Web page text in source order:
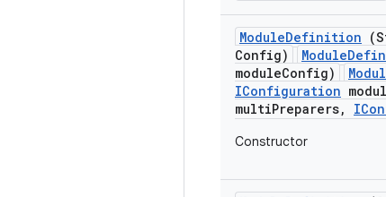
ModuleDefinition
Config)
moduleConfig)
IConfiguration
multiPreparers,
Constructor